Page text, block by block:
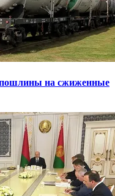
пошлины на сжиженные